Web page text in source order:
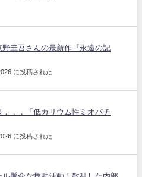
野圭吾さんの最新作『永遠の記
に投稿された
．．「低カリウム性ミオパチ
に投稿された